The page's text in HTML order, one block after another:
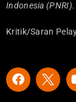
Indonesia (PNRI).
Kritik/Saran
F
a